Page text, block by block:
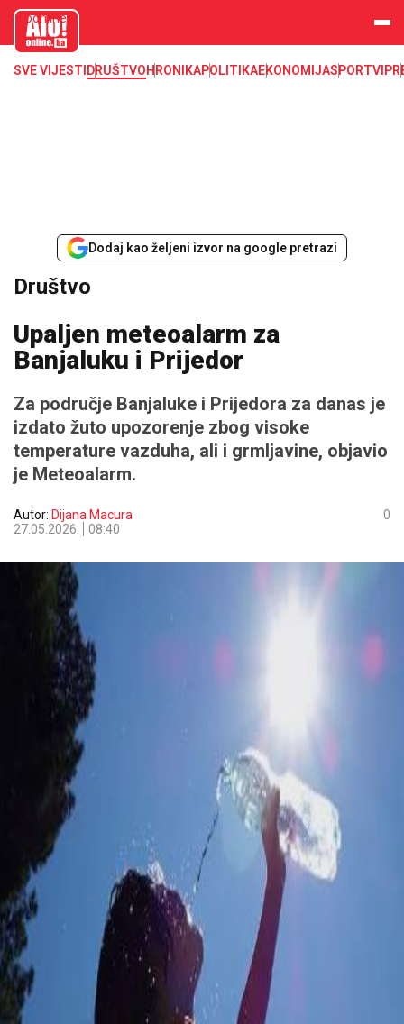
aloonline.b
SVE VIJESTI DRUŠTVOHRONIKAPOLITIKAEKONOMIJASPORTVIP
Dodaj kao željeni izvor na google pretrazi
Društvo
Upaljen meteoalarm za
Banjaluku i Prijedor
Za područje Banjaluke i Prijedora za danas je
izdato žuto upozorenje zbog visoke
temperature vazduha, ali i grmljavine, objavio
je Meteoalarm.
Autor: Dijana Macura
27.05.2026.
08:40
0